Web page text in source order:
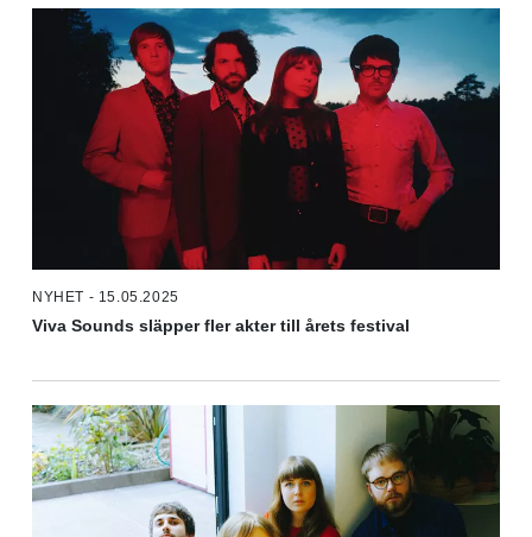
NYHET - 15.05.2025
Viva Sounds släpper fler akter till årets festival